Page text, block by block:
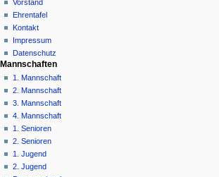
g
a
i
o
n
s
m
e
n
ü
anzeigen
Versionsgeschichte
Vorstand
Ehrentafel
Kontakt
Impressum
Datenschutz
Mannschaften
1. Mannschaft
2. Mannschaft
3. Mannschaft
4. Mannschaft
1. Senioren
2. Senioren
1. Jugend
2. Jugend